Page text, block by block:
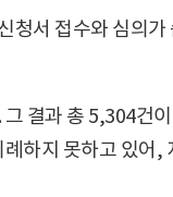
청서 접수와 심의가
결과 총 5,304건이
하지 못하고 있어,